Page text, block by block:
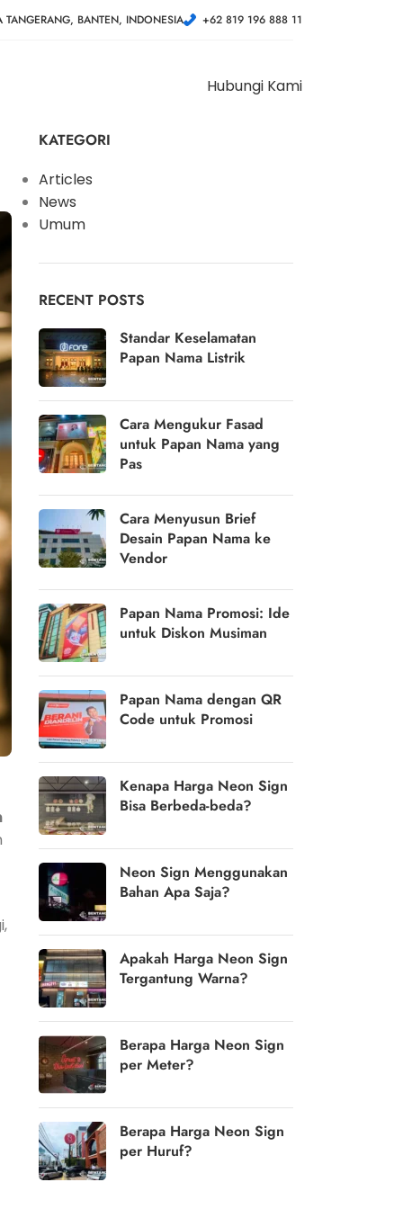
TANGERANG, BANTEN, INDONESIA +62 819 196 888 11
Hubungi Kami
KATEGORI
Articles
News
Umum
RECENT POSTS
Standar Keselamatan
Papan Nama Listrik
Cara Mengukur Fasad
untuk Papan Nama yang
Pas
Cara Menyusun Brief
Desain Papan Nama ke
Vendor
Papan Nama Promosi: Ide
untuk Diskon Musiman
Papan Nama dengan QR
Code untuk Promosi
Kenapa Harga Neon Sign
Bisa Berbeda-beda?
Neon Sign Menggunakan
Bahan Apa Saja?
Apakah Harga Neon Sign
Tergantung Warna?
Berapa Harga Neon Sign
per Meter?
Berapa Harga Neon Sign
per Huruf?